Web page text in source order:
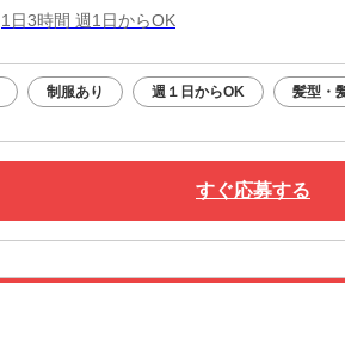
1日3時間 週1日からOK
制服あり 週１日からOK 髪型・
すぐ応募する